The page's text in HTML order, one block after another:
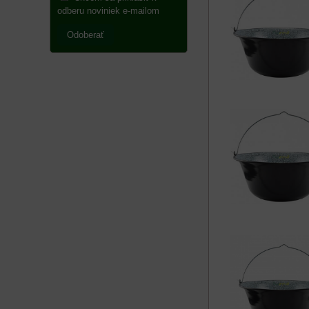
odberu noviniek e-mailom
Odoberať